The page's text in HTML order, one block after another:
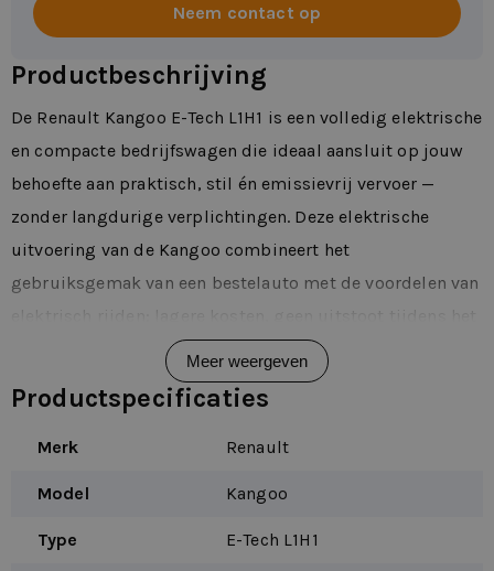
Neem contact op
Productbeschrijving
De Renault Kangoo E-Tech L1H1 is een volledig elektrische
en compacte bedrijfswagen die ideaal aansluit op jouw
behoefte aan praktisch, stil én emissievrij vervoer —
zonder langdurige verplichtingen. Deze elektrische
uitvoering van de Kangoo combineert het
gebruiksgemak van een bestelauto met de voordelen van
gebruik en een ontspannen rijervaring.
In het dagelijkse gebruik merk je direct hoe wendbaar de
Kangoo E-Tech L1H1 is. Dankzij zijn compacte lengte is hij
overzichtelijk in stedelijk verkeer en prettig te parkeren,
en uitladen van gereedschap, pakketten of materialen
Meer weergeven
Productspecificaties
Merk Renault
Model Kangoo
Type E-Tech L1H1